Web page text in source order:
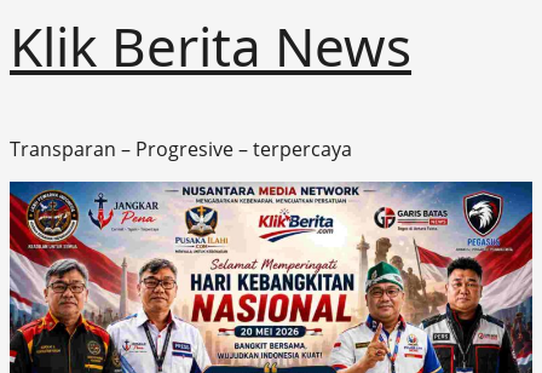
Klik Berita News
Transparan – Progresive – terpercaya